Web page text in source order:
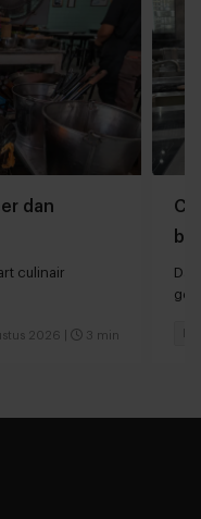
dan
culinair
2026 3 min